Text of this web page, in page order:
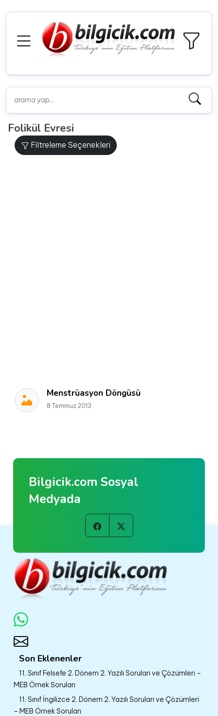
Folikül Evresi
Filtreleme Seçenekleri
Menstrüasyon Döngüsü
8 Temmuz 2013
Bilgicik.com Sosyal
Medyada
Son Eklenenler
11. Sınıf Felsefe 2. Dönem 2. Yazılı Soruları ve Çözümleri –
MEB Örnek Soruları
11. Sınıf İngilizce 2. Dönem 2. Yazılı Soruları ve Çözümleri
– MEB Örnek Soruları